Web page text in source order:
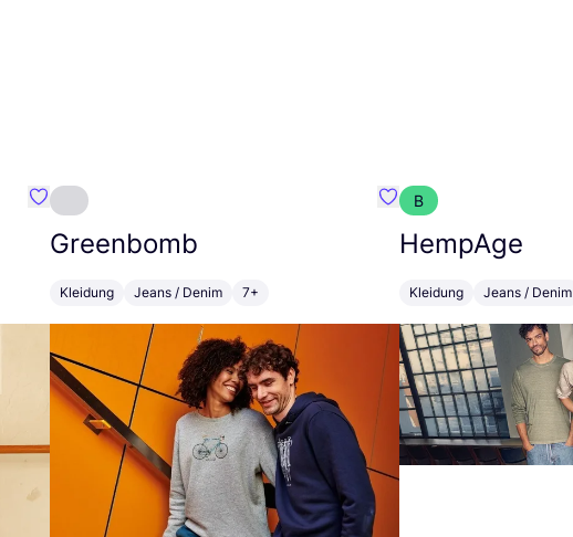
Favorit Bobo Choses
Greenbomb
Kleidung Jeans / Denim 7+
Favorit Greenbomb
B
HempAge
Kleidung Jeans / Denim